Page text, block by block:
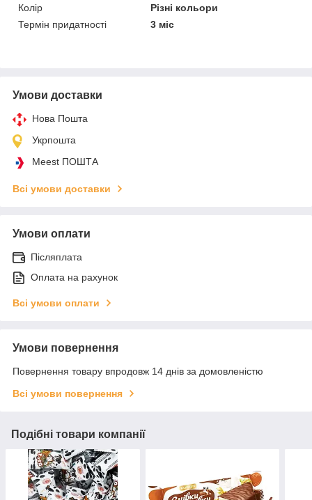
Колір
Різні кольори
Термін придатності
3 міс
Умови доставки
Нова Пошта
Укрпошта
Meest ПОШТА
Всі умови доставки
Умови оплати
Післяплата
Оплата на рахунок
Всі умови оплати
Умови повернення
Повернення товару впродовж 14 днів за домовленістю
Всі умови повернення
Подібні товари компанії